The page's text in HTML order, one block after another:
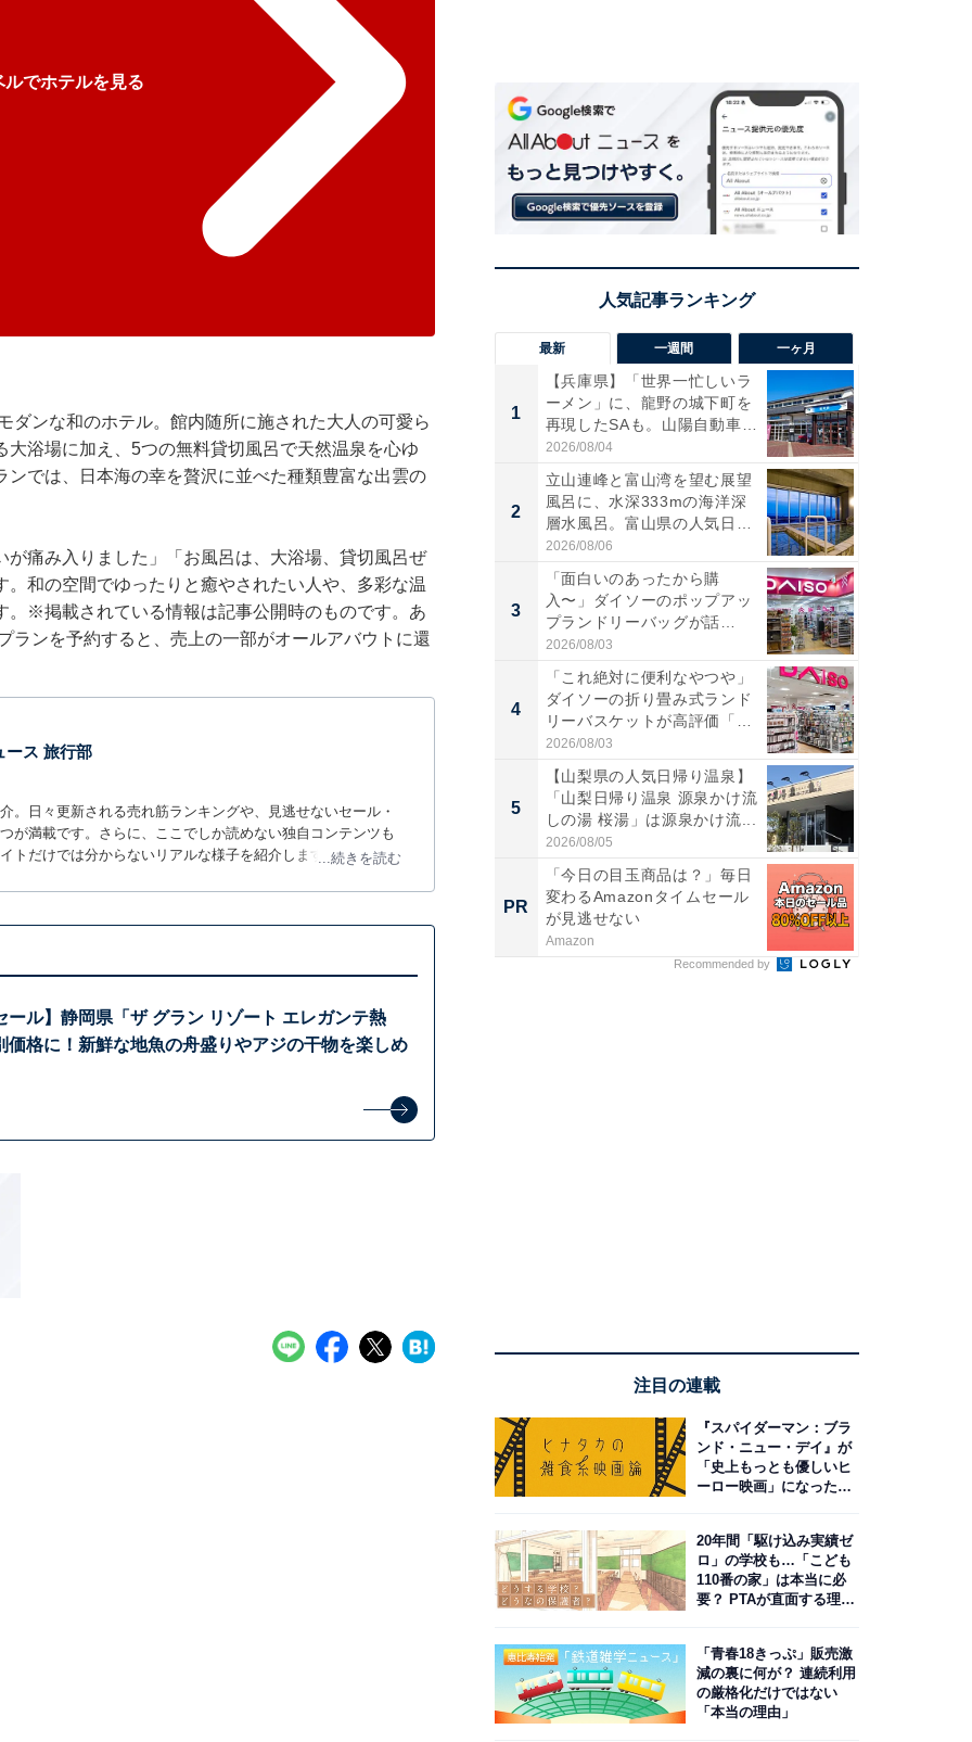
でホテルを見る
ダンな和のホテル。館内随所に施された大人の可愛ら
浴場に加え、5つの無料貸切風呂で天然温泉を心ゆ
では、日本海の幸を贅沢に並べた種類豊富な出雲の
痛み入りました」「お風呂は、大浴場、貸切風呂ぜ
和の空間でゆったりと癒やされたい人や、多彩な温
。※掲載されている情報は記事公開時のものです。あ
ランを予約すると、売上の一部がオールアバウトに還
ス 旅行部
。日々更新される売れ筋ランキングや、見逃せないセール・
が満載です。さらに、ここでしか読めない独自コンテンツも
トだけでは分からないリアルな様子を紹介します。...続きを読む
ール】静岡県「ザ グラン リゾート エレガンテ熱
価格に！新鮮な地魚の舟盛りやアジの干物を楽しめ
最新 一週間 一ヶ月
1
【兵庫県】「世界一忙しいラ
ーメン」に、龍野の城下町を
再現したSAも。山陽自動車
道...
2026/08/04
2
立山連峰と富山湾を望む展望
風呂に、水深333mの海洋深
層水風呂。富山県の人気日
帰...
2026/08/06
3
「面白いのあったから購
入〜」ダイソーのポップアッ
プランドリーバッグが話
題。“さま...
2026/08/03
4
「これ絶対に便利なやつや」
ダイソーの折り畳み式ランド
リーバスケットが高評価「使
わ...
2026/08/03
5
【山梨県の人気日帰り温泉】
「山梨日帰り温泉 源泉かけ流
しの湯 桜湯」は源泉かけ流...
2026/08/05
PR
「今日の目玉商品は？」毎日
変わるAmazonタイムセール
が見逃せない
Amazon
Recommended by
注目の連載
『スパイダーマン：ブラ
ンド・ニュー・デイ』が
「史上もっとも優しいヒ
ーロー映画」になった理
20年間「駆け込み実績ゼ
ロ」の学校も…「こども
110番の家」は本当に必
要？ PTAが直面する理想
「青春18きっぷ」販売激
減の裏に何が？ 連続利用
の厳格化だけではない
「本当の理由」